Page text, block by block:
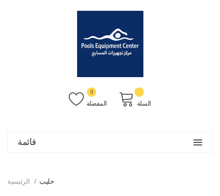
المفضلة
0
السلة
قائمة
الرئيسية حليب